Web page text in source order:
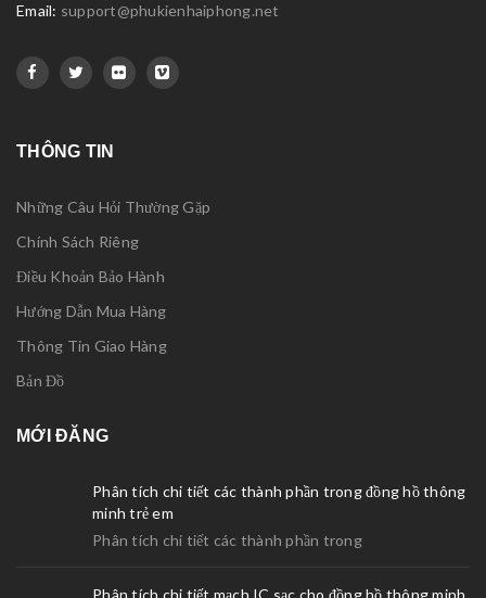
Email: support@phukienhaiphong.net
THÔNG TIN
Những Câu Hỏi Thường Gặp
Chính Sách Riêng
Điều Khoản Bảo Hành
Hướng Dẫn Mua Hàng
Thông Tin Giao Hàng
Bản Đồ
MỚI ĐĂNG
Phân tích chi tiết các thành phần trong đồng hồ thông
minh trẻ em
Phân tích chi tiết các thành phần trong
Phân tích chi tiết mạch IC sạc cho đồng hồ thông minh